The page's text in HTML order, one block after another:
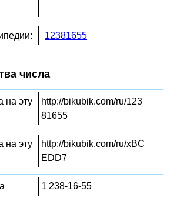
12381655
числа
на эту
http://bikubik.com/ru/123
81655
на эту
http://bikubik.com/ru/xBC
EDD7
1 238-16-55